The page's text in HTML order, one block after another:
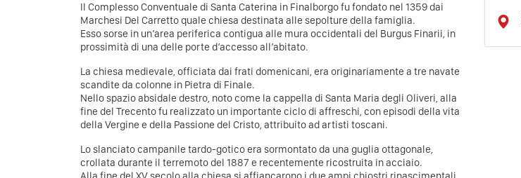
Il Complesso Conventuale di Santa Caterina in Finalborgo fu fondato nel 1359 dai
Marchesi Del Carretto quale chiesa destinata alle sepolture della famiglia.
Esso sorse in un’area periferica contigua alle mura occidentali del Burgus Finarii, in
prossimità di una delle porte d’accesso all’abitato.
La chiesa medievale, officiata dai frati domenicani, era originariamente a tre navate
scandite da colonne in Pietra di Finale.
Nello spazio absidale destro, noto come la cappella di Santa Maria degli Oliveri, alla
fine del Trecento fu realizzato un importante ciclo di affreschi, con episodi della vita
della Vergine e della Passione del Cristo, attribuito ad artisti toscani.
Lo slanciato campanile tardo-gotico era sormontato da una guglia ottagonale,
crollata durante il terremoto del 1887 e recentemente ricostruita in acciaio.